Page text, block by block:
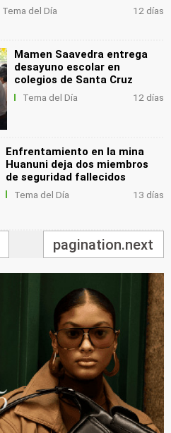
Tema del Día 12 días
Mamen Saavedra entrega
desayuno escolar en
colegios de Santa Cruz
Tema del Día 12 días
Enfrentamiento en la mina
Huanuni deja dos miembros
de seguridad fallecidos
Tema del Día 13 días
pagination.next